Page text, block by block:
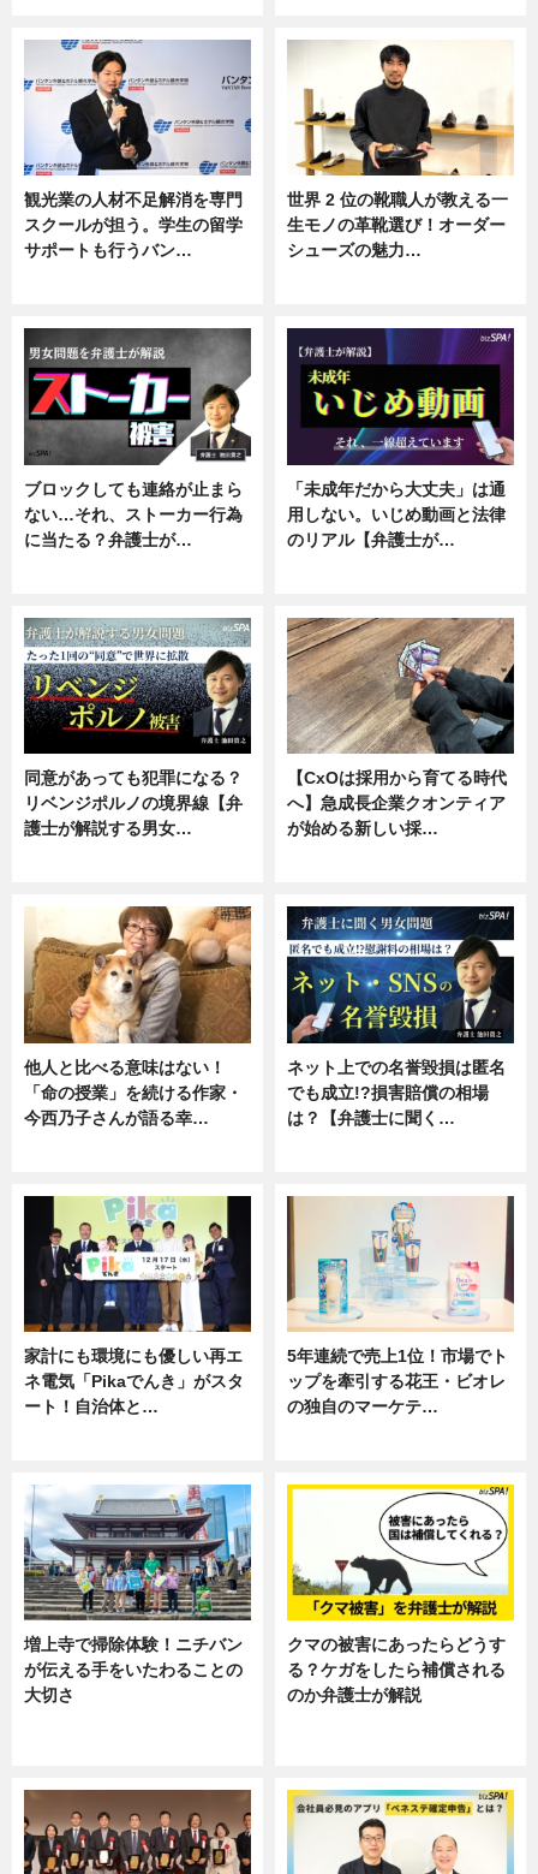
観光業の人材不足解消を専門
スクールが担う。学生の留学
サポートも行うバン…
世界 2 位の靴職人が教える一
生モノの革靴選び！オーダー
シューズの魅力…
ブロックしても連絡が止まら
ない…それ、ストーカー行為
に当たる？弁護士が…
「未成年だから大丈夫」は通
用しない。いじめ動画と法律
のリアル【弁護士が…
同意があっても犯罪になる？
リベンジポルノの境界線【弁
護士が解説する男女…
【CxOは採用から育てる時代
へ】急成長企業クオンティア
が始める新しい採…
他人と比べる意味はない！
「命の授業」を続ける作家・
今西乃子さんが語る幸…
ネット上での名誉毀損は匿名
でも成立!?損害賠償の相場
は？【弁護士に聞く…
家計にも環境にも優しい再エ
ネ電気「Pikaでんき」がスタ
ート！自治体と…
5年連続で売上1位！市場でト
ップを牽引する花王・ビオレ
の独自のマーケテ…
増上寺で掃除体験！ニチバン
が伝える手をいたわることの
大切さ
クマの被害にあったらどうす
る？ケガをしたら補償される
のか弁護士が解説